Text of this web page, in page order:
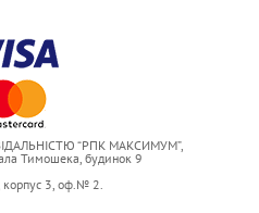
“РПК МАКСИМУМ”,
Тимошека, будинок 9
корпус 3, оф.№ 2.